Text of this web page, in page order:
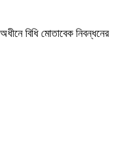
বিধি মোতাবেক নিবন্ধনের